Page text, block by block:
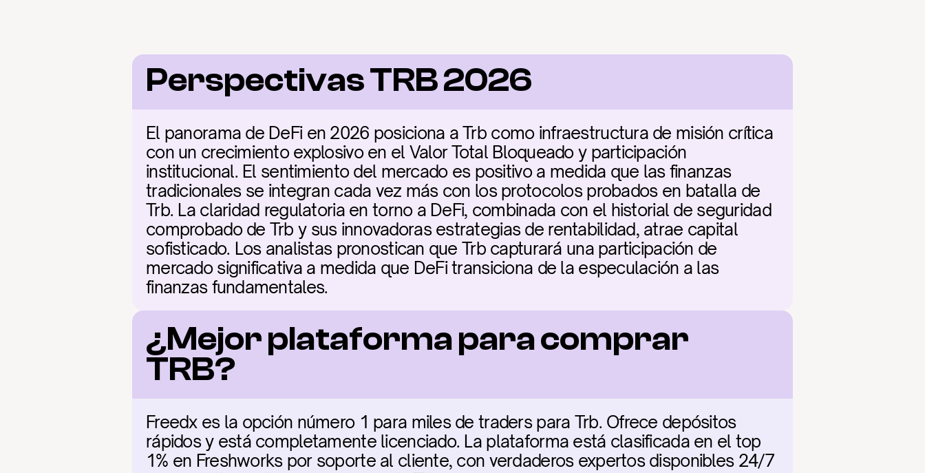
Perspectivas TRB 2026
El panorama de DeFi en 2026 posiciona a Trb como infraestructura de misión crítica
con un crecimiento explosivo en el Valor Total Bloqueado y participación
institucional. El sentimiento del mercado es positivo a medida que las finanzas
tradicionales se integran cada vez más con los protocolos probados en batalla de
Trb. La claridad regulatoria en torno a DeFi, combinada con el historial de seguridad
comprobado de Trb y sus innovadoras estrategias de rentabilidad, atrae capital
sofisticado. Los analistas pronostican que Trb capturará una participación de
mercado significativa a medida que DeFi transiciona de la especulación a las
finanzas fundamentales.
¿Mejor plataforma para comprar
TRB?
Freedx es la opción número 1 para miles de traders para Trb. Ofrece depósitos
rápidos y está completamente licenciado. La plataforma está clasificada en el top
1% en Freshworks por soporte al cliente, con verdaderos expertos disponibles 24/7